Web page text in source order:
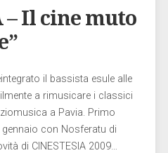
– Il cine muto
il bassista esule alle
a rimusicare i classici
a Pavia. Primo
con Nosferatu di
di CINESTESIA 2009…